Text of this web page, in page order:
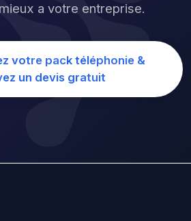
a votre entreprise.
votre pack téléphonie &
un devis gratuit